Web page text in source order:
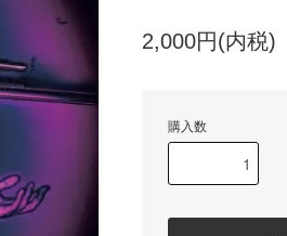
2,000円(内税)
購入数